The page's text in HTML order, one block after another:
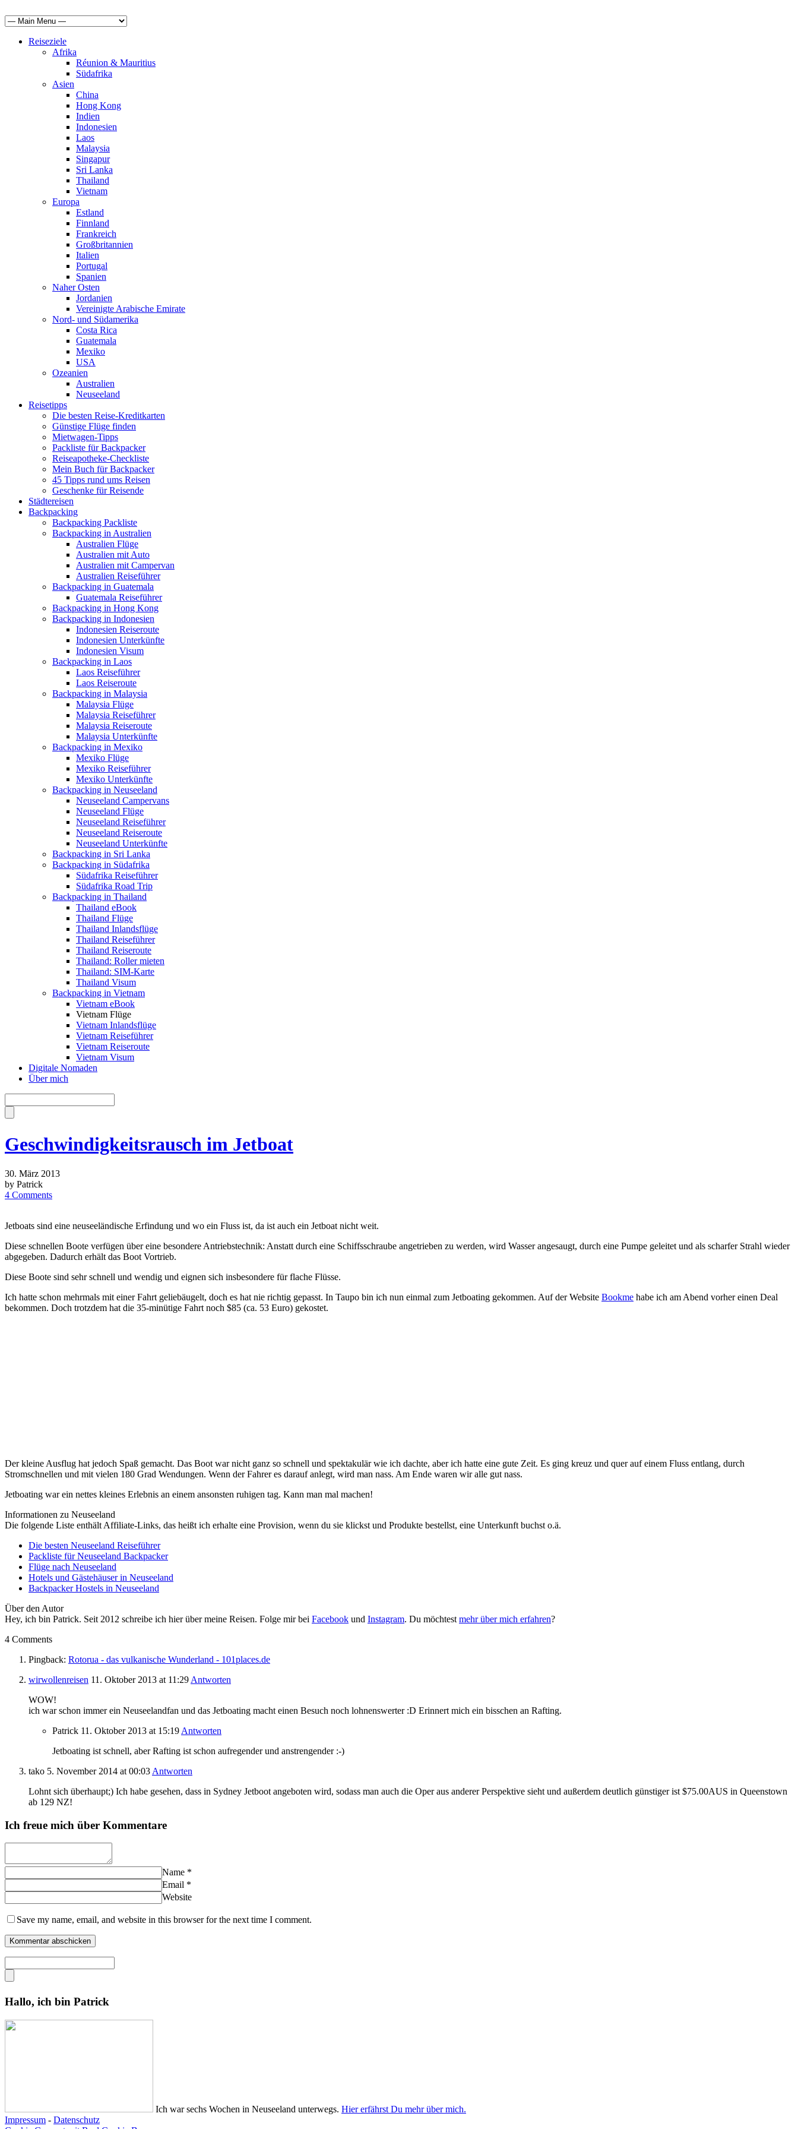
Reiseziele
Afrika
Réunion & Mauritius
Südafrika
Asien
China
Hong Kong
Indien
Indonesien
Laos
Malaysia
Singapur
Sri Lanka
Thailand
Vietnam
Europa
Estland
Finnland
Frankreich
Großbritannien
Italien
Portugal
Spanien
Naher Osten
Jordanien
Vereinigte Arabische Emirate
Nord- und Südamerika
Costa Rica
Guatemala
Mexiko
USA
Ozeanien
Australien
Neuseeland
Reisetipps
Die besten Reise-Kreditkarten
Günstige Flüge finden
Mietwagen-Tipps
Packliste für Backpacker
Reiseapotheke-Checkliste
Mein Buch für Backpacker
45 Tipps rund ums Reisen
Geschenke für Reisende
Städtereisen
Backpacking
Backpacking Packliste
Backpacking in Australien
Australien Flüge
Australien mit Auto
Australien mit Campervan
Australien Reiseführer
Backpacking in Guatemala
Guatemala Reiseführer
Backpacking in Hong Kong
Backpacking in Indonesien
Indonesien Reiseroute
Indonesien Unterkünfte
Indonesien Visum
Backpacking in Laos
Laos Reiseführer
Laos Reiseroute
Backpacking in Malaysia
Malaysia Flüge
Malaysia Reiseführer
Malaysia Reiseroute
Malaysia Unterkünfte
Backpacking in Mexiko
Mexiko Flüge
Mexiko Reiseführer
Mexiko Unterkünfte
Backpacking in Neuseeland
Neuseeland Campervans
Neuseeland Flüge
Neuseeland Reiseführer
Neuseeland Reiseroute
Neuseeland Unterkünfte
Backpacking in Sri Lanka
Backpacking in Südafrika
Südafrika Reiseführer
Südafrika Road Trip
Backpacking in Thailand
Thailand eBook
Thailand Flüge
Thailand Inlandsflüge
Thailand Reiseführer
Thailand Reiseroute
Thailand: Roller mieten
Thailand: SIM-Karte
Thailand Visum
Backpacking in Vietnam
Vietnam eBook
Vietnam Flüge
Vietnam Inlandsflüge
Vietnam Reiseführer
Vietnam Reiseroute
Vietnam Visum
Digitale Nomaden
Über mich
Geschwindigkeitsrausch im Jetboat
30. März 2013
by Patrick
4 Comments
Jetboats sind eine neuseeländische Erfindung und wo ein Fluss ist, da ist auch ein Jetboat nicht weit.
Diese schnellen Boote verfügen über eine besondere Antriebstechnik: Anstatt durch eine Schiffsschraube angetrieben zu werden, wird Wasser angesaugt, durch eine Pumpe geleitet und als scharfer Strahl wieder
abgegeben. Dadurch erhält das Boot Vortrieb.
Diese Boote sind sehr schnell und wendig und eignen sich insbesondere für flache Flüsse.
Ich hatte schon mehrmals mit einer Fahrt geliebäugelt, doch es hat nie richtig gepasst. In Taupo bin ich nun einmal zum Jetboating gekommen. Auf der Website Bookme habe ich am Abend vorher einen Deal
bekommen. Doch trotzdem hat die 35-minütige Fahrt noch $85 (ca. 53 Euro) gekostet.
Der kleine Ausflug hat jedoch Spaß gemacht. Das Boot war nicht ganz so schnell und spektakulär wie ich dachte, aber ich hatte eine gute Zeit. Es ging kreuz und quer auf einem Fluss entlang, durch
Stromschnellen und mit vielen 180 Grad Wendungen. Wenn der Fahrer es darauf anlegt, wird man nass. Am Ende waren wir alle gut nass.
Jetboating war ein nettes kleines Erlebnis an einem ansonsten ruhigen tag. Kann man mal machen!
Informationen zu Neuseeland
Die folgende Liste enthält Affiliate-Links, das heißt ich erhalte eine Provision, wenn du sie klickst und Produkte bestellst, eine Unterkunft buchst o.ä.
Die besten Neuseeland Reiseführer
Packliste für Neuseeland Backpacker
Flüge nach Neuseeland
Hotels und Gästehäuser in Neuseeland
Backpacker Hostels in Neuseeland
Über den Autor
Hey, ich bin Patrick. Seit 2012 schreibe ich hier über meine Reisen. Folge mir bei Facebook und Instagram. Du möchtest mehr über mich erfahren?
4 Comments
Pingback: Rotorua - das vulkanische Wunderland - 101places.de
wirwollenreisen 11. Oktober 2013 at 11:29 Antworten
WOW!
ich war schon immer ein Neuseelandfan und das Jetboating macht einen Besuch noch lohnenswerter :D Erinnert mich ein bisschen an Rafting.
Patrick 11. Oktober 2013 at 15:19 Antworten
Jetboating ist schnell, aber Rafting ist schon aufregender und anstrengender :-)
tako 5. November 2014 at 00:03 Antworten
Lohnt sich überhaupt;) Ich habe gesehen, dass in Sydney Jetboot angeboten wird, sodass man auch die Oper aus anderer Perspektive sieht und außerdem deutlich günstiger ist $75.00AUS in Queenstown
ab 129 NZ!
Ich freue mich über Kommentare
Name *
Email *
Website
Save my name, email, and website in this browser for the next time I comment.
Hallo, ich bin Patrick
Ich war sechs Wochen in Neuseeland unterwegs. Hier erfährst Du mehr über mich.
Impressum - Datenschutz